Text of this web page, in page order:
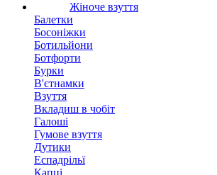
Жіноче взуття
Балетки
Босоніжки
Ботильйони
Ботфорти
Бурки
В'єтнамки
Взуття
Вкладиш в чобіт
Галоші
Гумове взуття
Дутики
Еспадрільї
Капці